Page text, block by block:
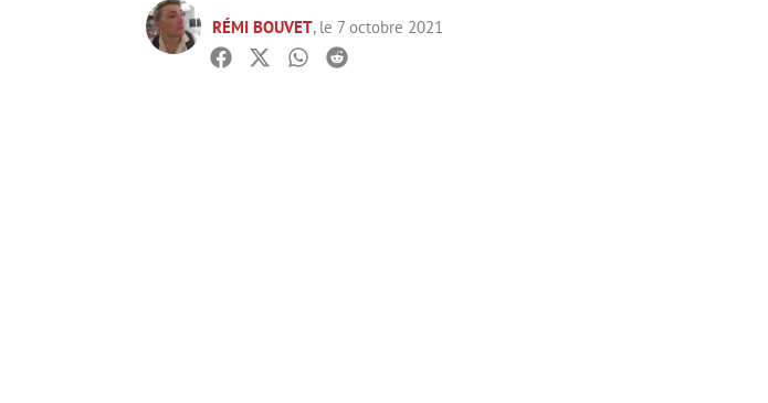
RÉMI BOUVET, le 7 octobre 2021
Facebook
TwitterWhatsapp
Reddit